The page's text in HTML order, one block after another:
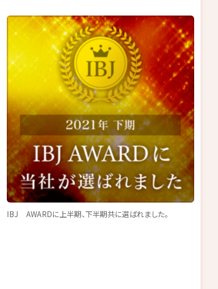
IBJ AWARDに上半期、下半期共に選ばれました。